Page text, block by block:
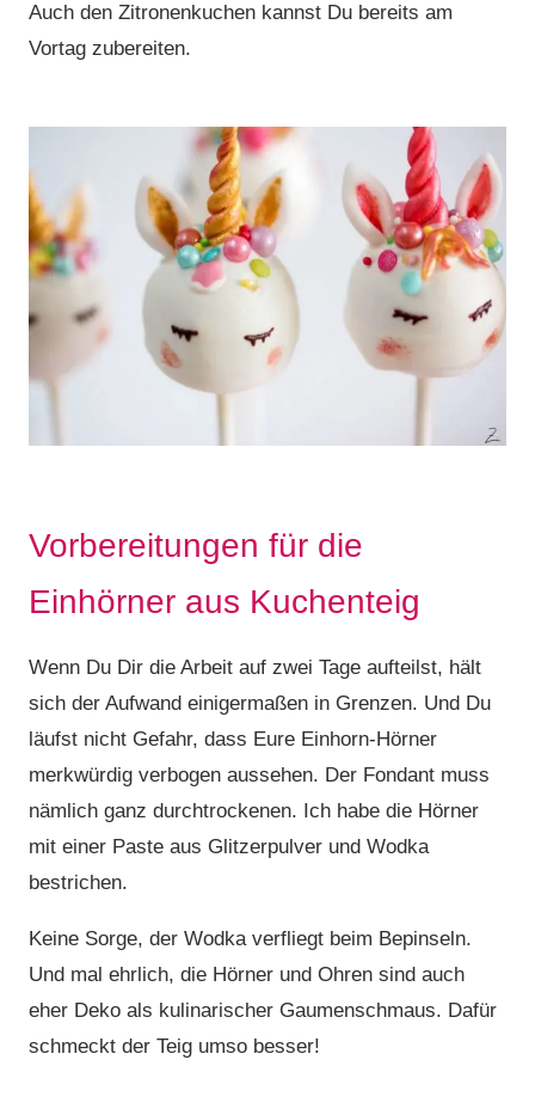
Auch den Zitronenkuchen kannst Du bereits am
Vortag zubereiten.
Vorbereitungen für die
Einhörner aus Kuchenteig
Wenn Du Dir die Arbeit auf zwei Tage aufteilst, hält
sich der Aufwand einigermaßen in Grenzen. Und Du
läufst nicht Gefahr, dass Eure Einhorn-Hörner
merkwürdig verbogen aussehen. Der Fondant muss
nämlich ganz durchtrockenen. Ich habe die Hörner
mit einer Paste aus Glitzerpulver und Wodka
bestrichen.
Keine Sorge, der Wodka verfliegt beim Bepinseln.
Und mal ehrlich, die Hörner und Ohren sind auch
eher Deko als kulinarischer Gaumenschmaus. Dafür
schmeckt der Teig umso besser!